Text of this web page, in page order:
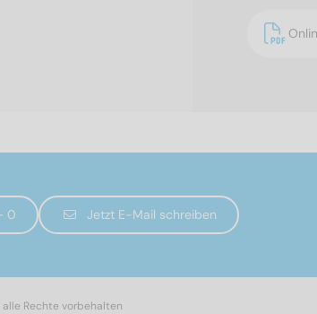
0 Jetzt E-Mail schreiben
Rechte vorbehalten